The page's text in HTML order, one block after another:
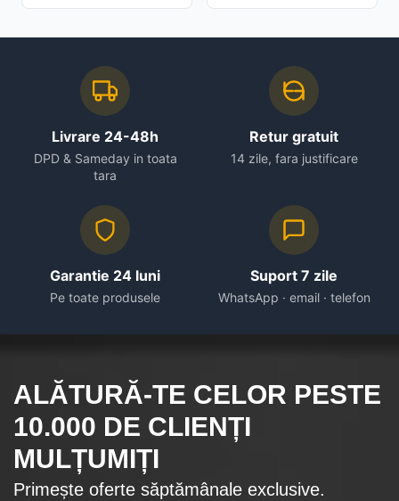
Livrare 24-48h
DPD & Sameday in toata
tara
Retur gratuit
14 zile, fara justificare
Garantie 24 luni
Pe toate produsele
Suport 7 zile
WhatsApp · email · telefon
ALĂTURĂ-TE CELOR PESTE
10.000 DE CLIENȚI
MULȚUMIȚI
Primește oferte săptămânale exclusive.